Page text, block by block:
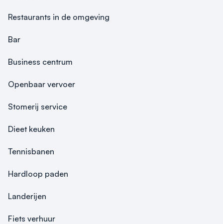
o.a.koffie/thee faciliteiten, minibar, pay tv. Tevens zijn
terras.
Restaurants in de omgeving
Bar
Business centrum
Openbaar vervoer
Stomerij service
Dieet keuken
Tennisbanen
Hardloop paden
Landerijen
Fiets verhuur